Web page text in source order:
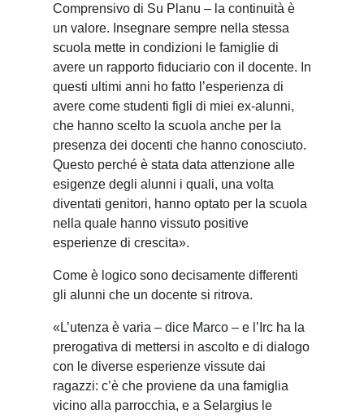
Comprensivo di Su Planu – la continuità è
un valore. Insegnare sempre nella stessa
scuola mette in condizioni le famiglie di
avere un rapporto fiduciario con il docente. In
questi ultimi anni ho fatto l’esperienza di
avere come studenti figli di miei ex-alunni,
che hanno scelto la scuola anche per la
presenza dei docenti che hanno conosciuto.
Questo perché è stata data attenzione alle
esigenze degli alunni i quali, una volta
diventati genitori, hanno optato per la scuola
nella quale hanno vissuto positive
esperienze di crescita».
Come è logico sono decisamente differenti
gli alunni che un docente si ritrova.
«L’utenza è varia – dice Marco – e l’Irc ha la
prerogativa di mettersi in ascolto e di dialogo
con le diverse esperienze vissute dai
ragazzi: c’è che proviene da una famiglia
vicino alla parrocchia, e a Selargius le